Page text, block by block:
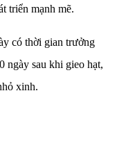
triển mạnh mẽ.
có thời gian trưởng
ngày sau khi gieo hạt,
xinh.